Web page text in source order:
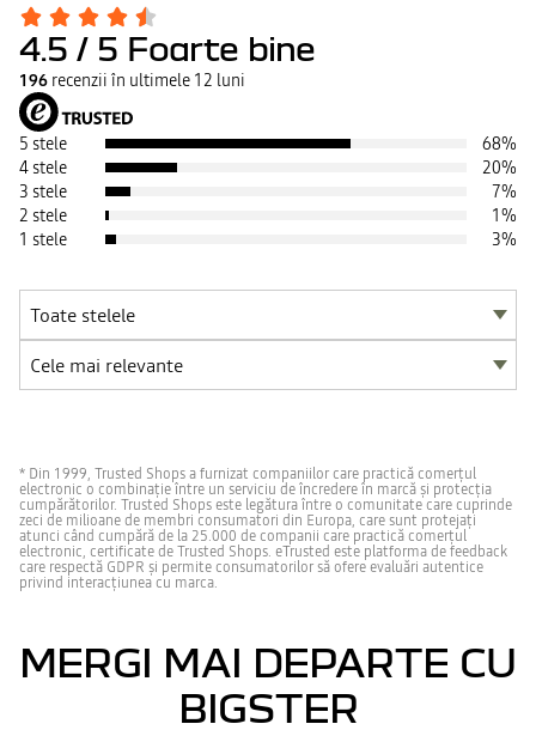
4.5 / 5 Foarte bine
196 recenzii în ultimele 12 luni
5 stele 68%
4 stele
20%
3 stele
7%
2 stele
1%
1 stele
3%
* Din 1999, Trusted Shops a furnizat companiilor care practică comerțul
electronic o combinație între un serviciu de încredere în marcă și protecția
cumpărătorilor. Trusted Shops este legătura între o comunitate care cuprinde
zeci de milioane de membri consumatori din Europa, care sunt protejați
atunci când cumpără de la 25.000 de companii care practică comerțul
electronic, certificate de Trusted Shops. eTrusted este platforma de feedback
care respectă GDPR și permite consumatorilor să ofere evaluări autentice
privind interacțiunea cu marca.
MERGI MAI DEPARTE CU
BIGSTER